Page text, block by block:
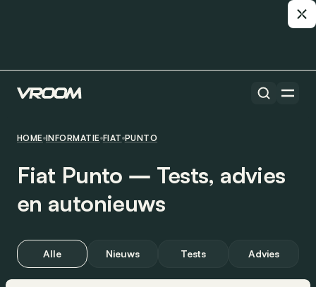
HOME INFORMATIE FIAT PUNTO
Fiat Punto ― Tests, advies
en autonieuws
Alle Nieuws Tests Advies